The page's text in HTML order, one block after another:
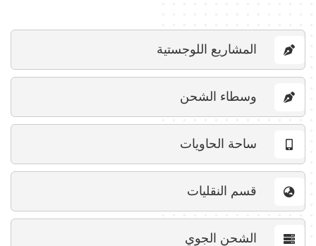
المشاريع اللوجستية
وسطاء الشحن
ساحة الحاويات
قسم النقليات
الشحن الجوي